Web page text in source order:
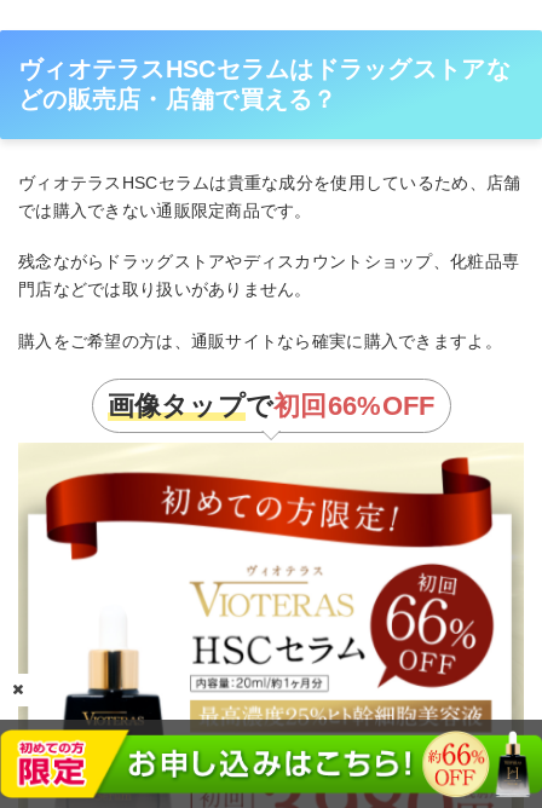
ヴィオテラスHSCセラムはドラッグストアな
どの販売店・店舗で買える？
ヴィオテラスHSCセラムは貴重な成分を使用しているため、店舗
では購入できない通販限定商品です。
残念ながらドラッグストアやディスカウントショップ、化粧品専
門店などでは取り扱いがありません。
購入をご希望の方は、通販サイトなら確実に購入できますよ。
画像タップで初回66%OFF